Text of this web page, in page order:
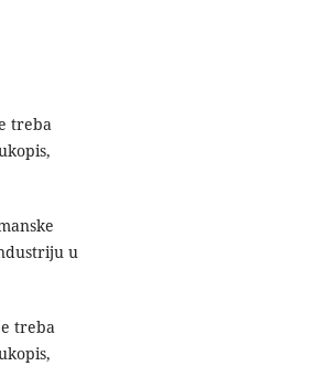
treba
u
treba